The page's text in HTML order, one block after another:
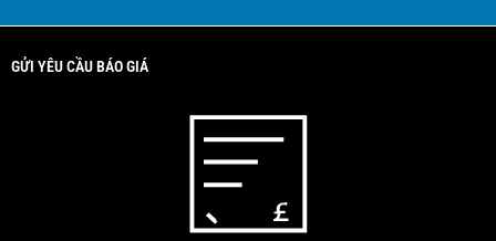
GỬI YÊU CẦU BÁO GIÁ